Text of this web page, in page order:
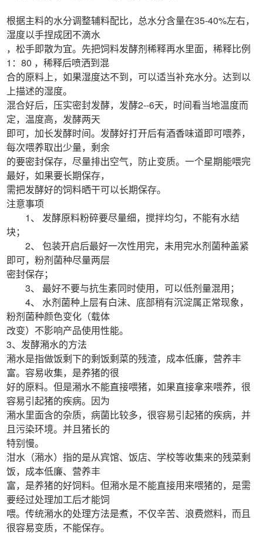
根据主料的水分调整辅料配比，总水分含量在35-40%左右，
湿度以手捏成团不滴水
，松手即散为宜。先把饲料发酵剂稀释再水里面，稀释比例
1：80 ，稀释后喷洒到混
合的原料上，如果湿度达不到，可以适当补充水分。达到以
上描述的湿度。
混合好后，压实密封发酵，发酵2--6天，时间看当地温度而
定，温度高，发酵两天
即可，加长发酵时间。发酵好打开后有酒香味道即可喂养，
每次喂养取出少量，剩余
的要密封保存，尽量排出空气，防止变质。一个星期能喂完
最好，如果要长期保存，
需把发酵好的饲料晒干可以长期保存。
注意事项
1、 发酵原料粉碎要尽量细，搅拌均匀，不能有水结
块；
2、 包装开启后最好一次性用完，未用完水剂菌种盖紧
即可，粉剂菌种尽量两层
密封保存；
3、 最好不要与抗生素同时使用，可以低剂量混用；
4、 水剂菌种上层有白沫、底部稍有沉淀属正常现象，
粉剂菌种颜色变化（载体
改变）不影响产品使用性能。
3、发酵潲水的方法
潲水是指做饭剩下的剩饭剩菜的残渣，成本低廉，营养丰
富。容易收集，是养猪的很
好的原料。但是潲水不能直接喂猪，如果直接拿来喂养，很
容易引起猪的疾病。因为
潲水里面含的杂质，病菌比较多，很容易引起猪的疾病，并
且污染环境。并且猪长的
特别慢。
泔水（潲水）指的是从宾馆、饭店、学校等收集来的残菜剩
饭，成本低廉、营养丰
富，是养猪的好饲料。但潲水是不能直接用来喂猪的，是需
要经过处理加工后才能饲
喂。传统潲水的处理方法是煮，不仅辛苦、浪费燃料，而且
很容易变质，不能保存。